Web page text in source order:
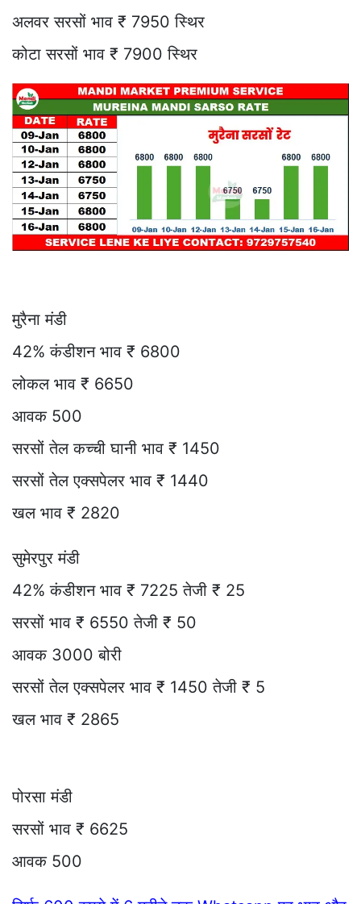
अलवर सरसों भाव ₹ 7950 स्थिर
कोटा सरसों भाव ₹ 7900 स्थिर
मुरैना मंडी
42% कंडीशन भाव ₹ 6800
लोकल भाव ₹ 6650
आवक 500
सरसों तेल कच्ची घानी भाव ₹ 1450
सरसों तेल एक्सपेलर भाव ₹ 1440
खल भाव ₹ 2820
सुमेरपुर मंडी
42% कंडीशन भाव ₹ 7225 तेजी ₹ 25
सरसों भाव ₹ 6550 तेजी ₹ 50
आवक 3000 बोरी
सरसों तेल एक्सपेलर भाव ₹ 1450 तेजी ₹ 5
खल भाव ₹ 2865
पोरसा मंडी
सरसों भाव ₹ 6625
आवक 500